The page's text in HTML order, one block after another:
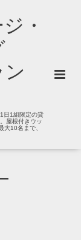
・
日1組限定の貸
屋根付きウッ
大10名まで、